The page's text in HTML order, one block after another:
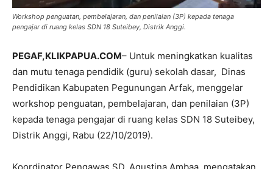
Workshop penguatan, pembelajaran, dan penilaian (3P) kepada tenaga
pengajar di ruang kelas SDN 18 Suteibey, Distrik Anggi.
PEGAF,KLIKPAPUA.COM– Untuk meningkatkan kualitas
dan mutu tenaga pendidik (guru) sekolah dasar, Dinas
Pendidikan Kabupaten Pegunungan Arfak, menggelar
workshop penguatan, pembelajaran, dan penilaian (3P)
kepada tenaga pengajar di ruang kelas SDN 18 Suteibey,
Distrik Anggi, Rabu (22/10/2019).